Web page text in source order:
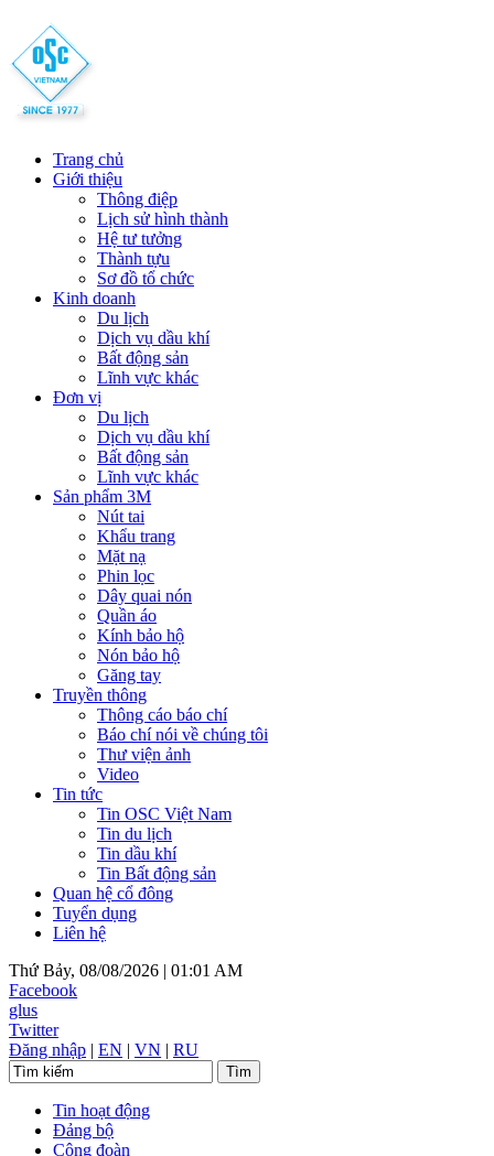
Trang chủ
Giới thiệu
Thông điệp
Lịch sử hình thành
Hệ tư tưởng
Thành tựu
Sơ đồ tổ chức
Kinh doanh
Du lịch
Dịch vụ dầu khí
Bất động sản
Lĩnh vực khác
Đơn vị
Du lịch
Dịch vụ dầu khí
Bất động sản
Lĩnh vực khác
Sản phẩm 3M
Nút tai
Khẩu trang
Mặt nạ
Phin lọc
Dây quai nón
Quần áo
Kính bảo hộ
Nón bảo hộ
Găng tay
Truyền thông
Thông cáo báo chí
Báo chí nói về chúng tôi
Thư viện ảnh
Video
Tin tức
Tin OSC Việt Nam
Tin du lịch
Tin dầu khí
Tin Bất động sản
Quan hệ cổ đông
Tuyển dụng
Liên hệ
Thứ Bảy, 08/08/2026 | 01:01 AM
Facebook
glus
Twitter
Đăng nhập | EN | VN | RU
Tin hoạt động
Đảng bộ
Công đoàn